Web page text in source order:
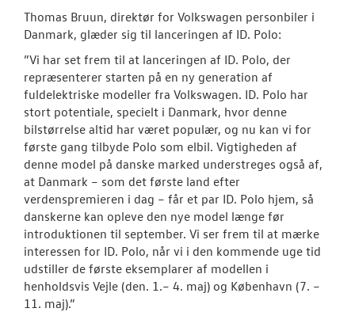
Thomas Bruun, direktør for Volkswagen personbiler i
Danmark, glæder sig til lanceringen af ID. Polo:
”Vi har set frem til at lanceringen af ID. Polo, der
repræsenterer starten på en ny generation af
fuldelektriske modeller fra Volkswagen. ID. Polo har
stort potentiale, specielt i Danmark, hvor denne
bilstørrelse altid har været populær, og nu kan vi for
første gang tilbyde Polo som elbil. Vigtigheden af
denne model på danske marked understreges også af,
at Danmark – som det første land efter
verdenspremieren i dag – får et par ID. Polo hjem, så
danskerne kan opleve den nye model længe før
introduktionen til september. Vi ser frem til at mærke
interessen for ID. Polo, når vi i den kommende uge tid
udstiller de første eksemplarer af modellen i
henholdsvis Vejle (den. 1.– 4. maj) og København (7. –
11. maj).”